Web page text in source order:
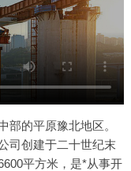
部的平原豫北地区。
司创建于二十世纪末
平方米，是*从事开